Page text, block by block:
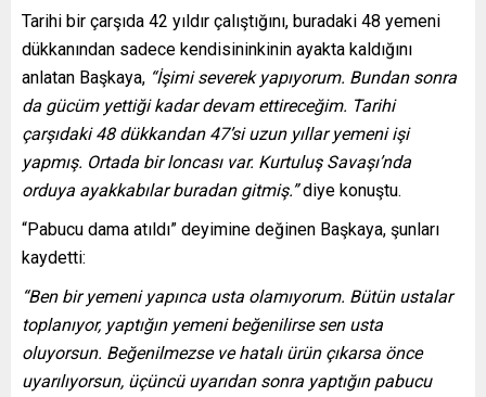
Tarihi bir çarşıda 42 yıldır çalıştığını, buradaki 48 yemeni
dükkanından sadece kendisininkinin ayakta kaldığını
anlatan Başkaya, “İşimi severek yapıyorum. Bundan sonra
da gücüm yettiği kadar devam ettireceğim. Tarihi
çarşıdaki 48 dükkandan 47’si uzun yıllar yemeni işi
yapmış. Ortada bir loncası var. Kurtuluş Savaşı’nda
orduya ayakkabılar buradan gitmiş.”diye konuştu.
“Pabucu dama atıldı” deyimine değinen Başkaya, şunları
kaydetti:
“Ben bir yemeni yapınca usta olamıyorum. Bütün ustalar
toplanıyor, yaptığın yemeni beğenilirse sen usta
oluyorsun. Beğenilmezse ve hatalı ürün çıkarsa önce
uyarılıyorsun, üçüncü uyarıdan sonra yaptığın pabucu